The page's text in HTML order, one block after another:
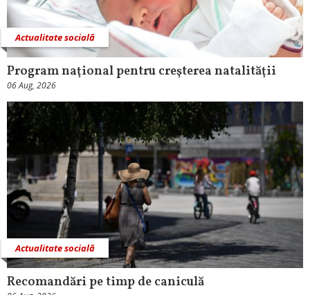
Actualitate socială
Program naţional pentru creşterea natalităţii
06 Aug, 2026
Actualitate socială
Recomandări pe timp de caniculă